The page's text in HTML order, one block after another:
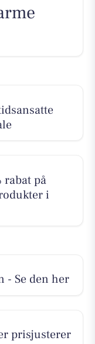
rabat på
i
- Se den her
prisjusterer